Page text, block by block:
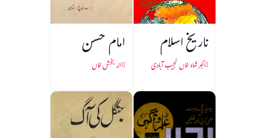
تاریخ اسلام
اکبر شاہ خاں نجیب آبادی
امام حسن
الہ بخش خاں